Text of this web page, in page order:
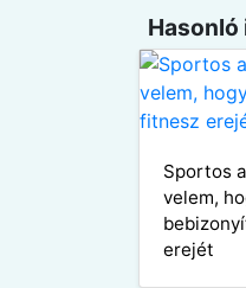
Hasonló
Sportos
velem,
erejét